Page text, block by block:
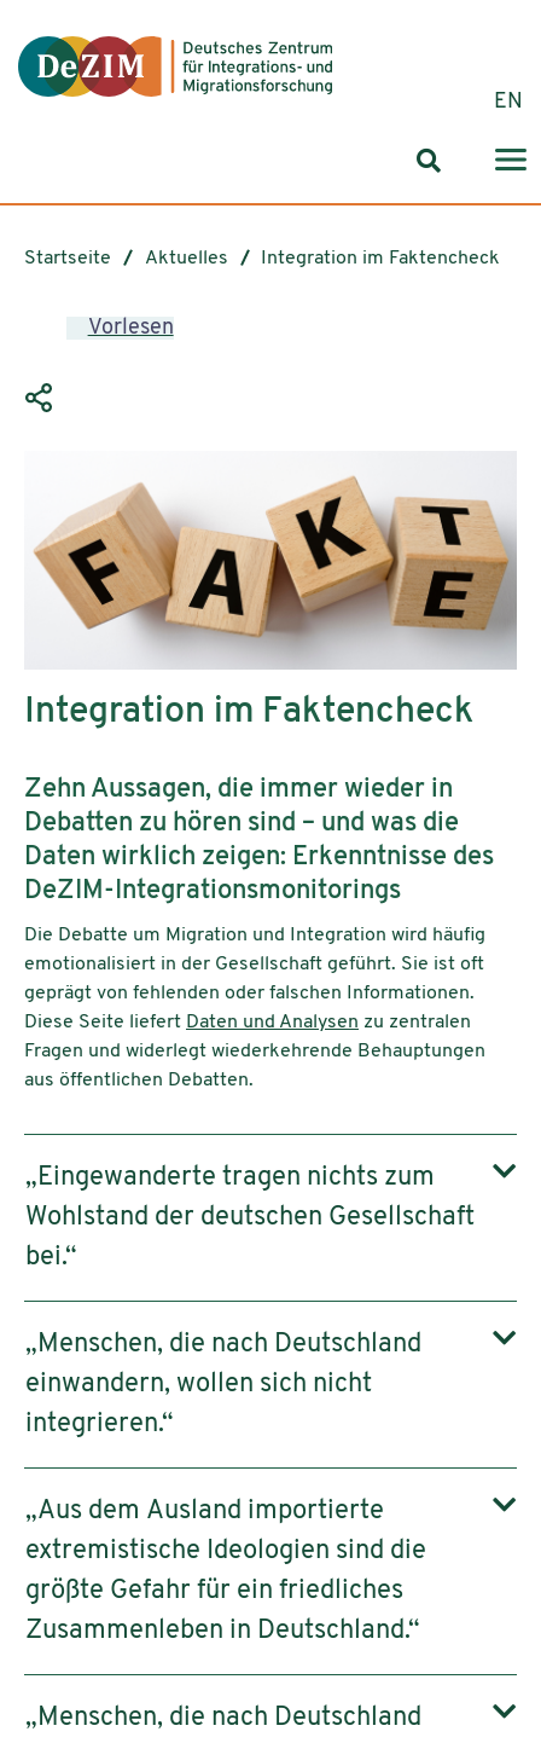
EN
Startseite Aktuelles Integration im Faktencheck
Vorlesen
Integration im Faktencheck
Zehn Aussagen, die immer wieder in
Debatten zu hören sind – und was die
Daten wirklich zeigen: Erkenntnisse des
DeZIM-Integrationsmonitorings
Die Debatte um Migration und Integration wird häufig
emotionalisiert in der Gesellschaft geführt. Sie ist oft
geprägt von fehlenden oder falschen Informationen.
Diese Seite liefert Daten und Analysen zu zentralen
Fragen und widerlegt wiederkehrende Behauptungen
aus öffentlichen Debatten.
„Eingewanderte tragen nichts zum
Wohlstand der deutschen Gesellschaft
bei.“
„Menschen, die nach Deutschland
einwandern, wollen sich nicht
integrieren.“
„Aus dem Ausland importierte
extremistische Ideologien sind die
größte Gefahr für ein friedliches
Zusammenleben in Deutschland.“
„Menschen, die nach Deutschland